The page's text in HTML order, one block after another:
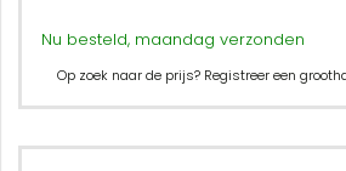
Nu besteld, maandag verzonden
Op zoek naar de prijs? Registreer een